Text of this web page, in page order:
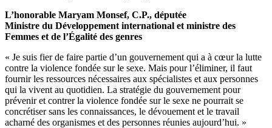
L’honorable Maryam Monsef, C.P., députée
Ministre du Développement international et ministre des
Femmes et de l’Égalité des genres
« Je suis fier de faire partie d’un gouvernement qui a à cœur la lutte
contre la violence fondée sur le sexe. Mais pour l’éliminer, il faut
fournir les ressources nécessaires aux spécialistes et aux personnes
qui la vivent au quotidien. La stratégie du gouvernement pour
prévenir et contrer la violence fondée sur le sexe ne pourrait se
concrétiser sans les connaissances, le dévouement et le travail
acharné des organismes et des personnes réunies aujourd’hui. »